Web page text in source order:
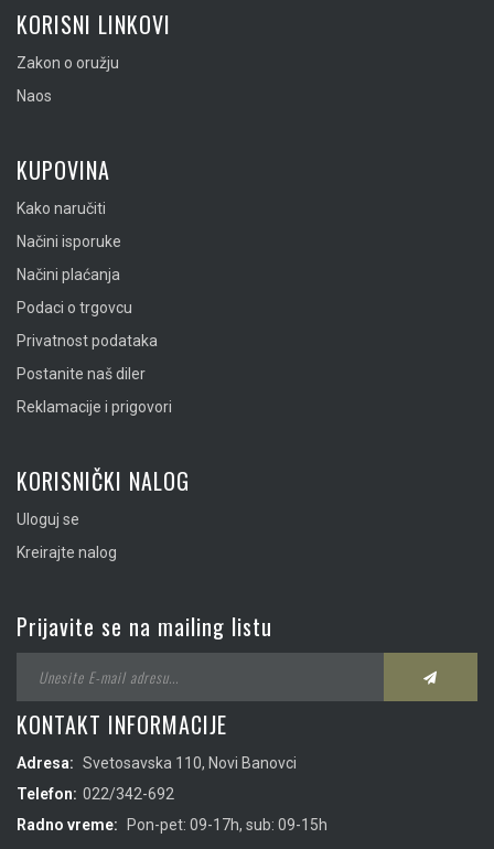
KORISNI LINKOVI
Zakon o oružju
Naos
KUPOVINA
Kako naručiti
Načini isporuke
Načini plaćanja
Podaci o trgovcu
Privatnost podataka
Postanite naš diler
Reklamacije i prigovori
KORISNIČKI NALOG
Uloguj se
Kreirajte nalog
Prijavite se na mailing listu
KONTAKT INFORMACIJE
Adresa: Svetosavska 110, Novi Banovci
Telefon: 022/342-692
Radno vreme: Pon-pet: 09-17h, sub: 09-15h